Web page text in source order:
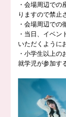
・会場周辺での
りますので禁止
・会場周辺での
・当日、イベン
いただくように
・小学生以上の
就学児が参加す